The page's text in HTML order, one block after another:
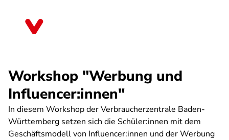
Workshop "Werbung und
Influencer:innen"
In diesem Workshop der Verbraucherzentrale Baden-
Württemberg setzen sich die Schüler:innen mit dem
Geschäftsmodell von Influencer:innen und der Werbung